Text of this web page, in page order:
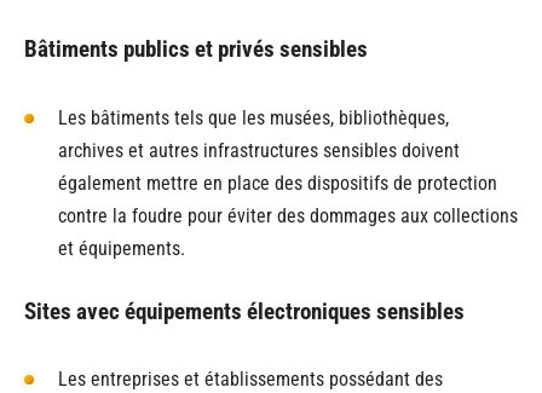
Bâtiments publics et privés sensibles
Les bâtiments tels que les musées, bibliothèques,
archives et autres infrastructures sensibles doivent
également mettre en place des dispositifs de protection
contre la foudre pour éviter des dommages aux collections
et équipements.
Sites avec équipements électroniques sensibles
Les entreprises et établissements possédant des